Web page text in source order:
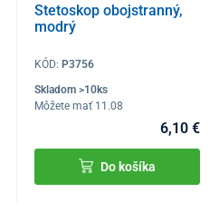
Stetoskop obojstranný,
modrý
KÓD: P3756
Skladom >10ks
Môžete mať 11.08
6,10 €
Do košíka